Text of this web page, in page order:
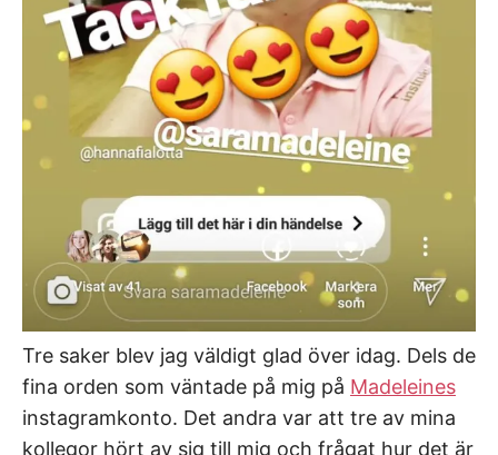
Tre saker blev jag väldigt glad över idag. Dels de
fina orden som väntade på mig på Madeleines
instagramkonto. Det andra var att tre av mina
kollegor hört av sig till mig och frågat hur det är